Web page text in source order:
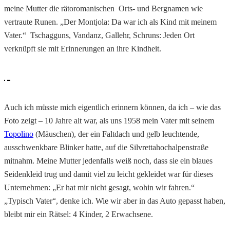
meine Mutter die rätoromanischen Orts- und Bergnamen wie
vertraute Runen. „Der Montjola: Da war ich als Kind mit meinem
Vater.“ Tschagguns, Vandanz, Gallehr, Schruns: Jeden Ort
verknüpft sie mit Erinnerungen an ihre Kindheit.
Auch ich müsste mich eigentlich erinnern können, da ich – wie das
Foto zeigt – 10 Jahre alt war, als uns 1958 mein Vater mit seinem
Topolino (Mäuschen), der ein Faltdach und gelb leuchtende,
ausschwenkbare Blinker hatte, auf die Silvrettahochalpenstraße
mitnahm. Meine Mutter jedenfalls weiß noch, dass sie ein blaues
Seidenkleid trug und damit viel zu leicht gekleidet war für dieses
Unternehmen: „Er hat mir nicht gesagt, wohin wir fahren.“
„Typisch Vater“, denke ich. Wie wir aber in das Auto gepasst haben,
bleibt mir ein Rätsel: 4 Kinder, 2 Erwachsene.